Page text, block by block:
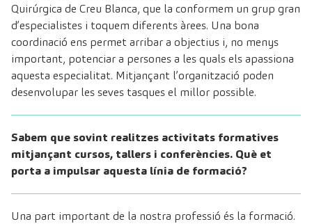
Quirúrgica de Creu Blanca, que la conformem un grup gran
d’especialistes i toquem diferents àrees. Una bona
coordinació ens permet arribar a objectius i, no menys
important, potenciar a persones a les quals els apassiona
aquesta especialitat. Mitjançant l’organització poden
desenvolupar les seves tasques el millor possible.
Sabem que sovint realitzes activitats formatives
mitjançant cursos, tallers i conferències. Què et
porta a impulsar aquesta línia de formació?
Una part important de la nostra professió és la formació.